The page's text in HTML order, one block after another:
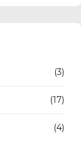
(3)
(17)
(4)